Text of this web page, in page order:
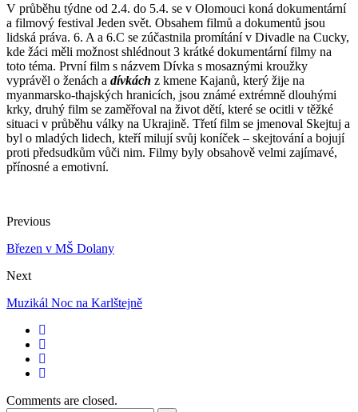
V průběhu týdne od 2.4. do 5.4. se v Olomouci koná dokumentární
a filmový festival Jeden svět. Obsahem filmů a dokumentů jsou
lidská práva. 6. A a 6.C se zúčastnila promítání v Divadle na Cucky,
kde žáci měli možnost shlédnout 3 krátké dokumentární filmy na
toto téma. První film s názvem Dívka s mosaznými kroužky
vyprávěl o ženách a dívkách z kmene Kajanů, který žije na
myanmarsko-thajských hranicích, jsou známé extrémně dlouhými
krky, druhý film se zaměřoval na život dětí, které se ocitli v těžké
situaci v průběhu války na Ukrajině. Třetí film se jmenoval Skejtuj a
byl o mladých lidech, kteří milují svůj koníček – skejtování a bojují
proti předsudkům vůči nim. Filmy byly obsahově velmi zajímavé,
přínosné a emotivní.
Previous
Březen v MŠ Dolany
Next
Muzikál Noc na Karlštejně
Comments are closed.